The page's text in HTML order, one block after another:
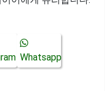
Whatsapp